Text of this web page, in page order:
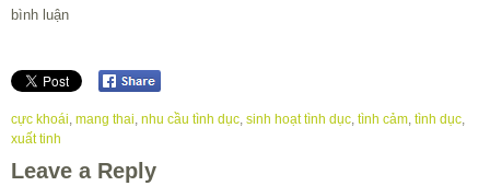
bình luận
cực khoái mang thai nhu cầu tình dục sinh hoạt tình dục tình cảm tình dục
xuất tinh
Leave a Reply